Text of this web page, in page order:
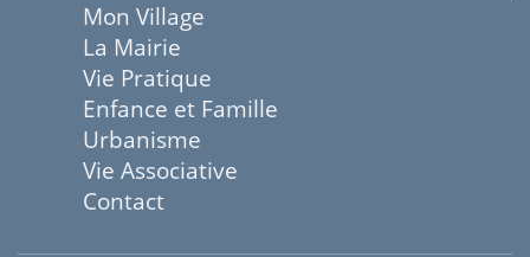
Mon Village
La Mairie
Vie Pratique
Enfance et Famille
Urbanisme
Vie Associative
Contact